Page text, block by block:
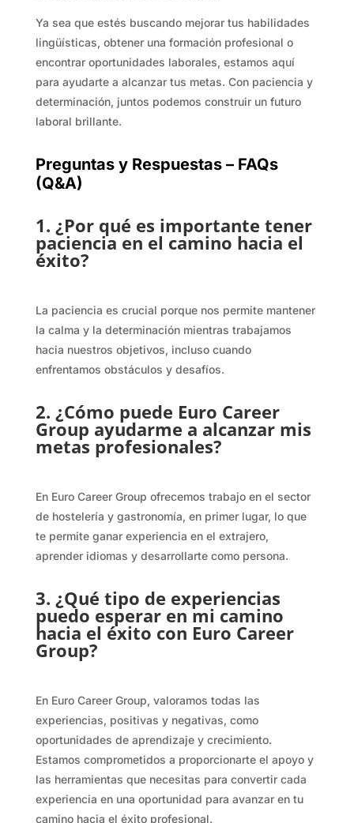
Ya sea que estés buscando mejorar tus habilidades
lingüísticas, obtener una formación profesional o
encontrar oportunidades laborales, estamos aquí
para ayudarte a alcanzar tus metas. Con paciencia y
determinación, juntos podemos construir un futuro
laboral brillante.
Preguntas y Respuestas – FAQs
(Q&A)
1. ¿Por qué es importante tener
paciencia en el camino hacia el
éxito?
La paciencia es crucial porque nos permite mantener
la calma y la determinación mientras trabajamos
hacia nuestros objetivos, incluso cuando
enfrentamos obstáculos y desafíos.
2. ¿Cómo puede Euro Career
Group ayudarme a alcanzar mis
metas profesionales?
En Euro Career Group ofrecemos trabajo en el sector
de hostelería y gastronomía, en primer lugar, lo que
te permite ganar experiencia en el extrajero,
aprender idiomas y desarrollarte como persona.
3. ¿Qué tipo de experiencias
puedo esperar en mi camino
hacia el éxito con Euro Career
Group?
En Euro Career Group, valoramos todas las
experiencias, positivas y negativas, como
oportunidades de aprendizaje y crecimiento.
Estamos comprometidos a proporcionarte el apoyo y
las herramientas que necesitas para convertir cada
experiencia en una oportunidad para avanzar en tu
camino hacia el éxito profesional.